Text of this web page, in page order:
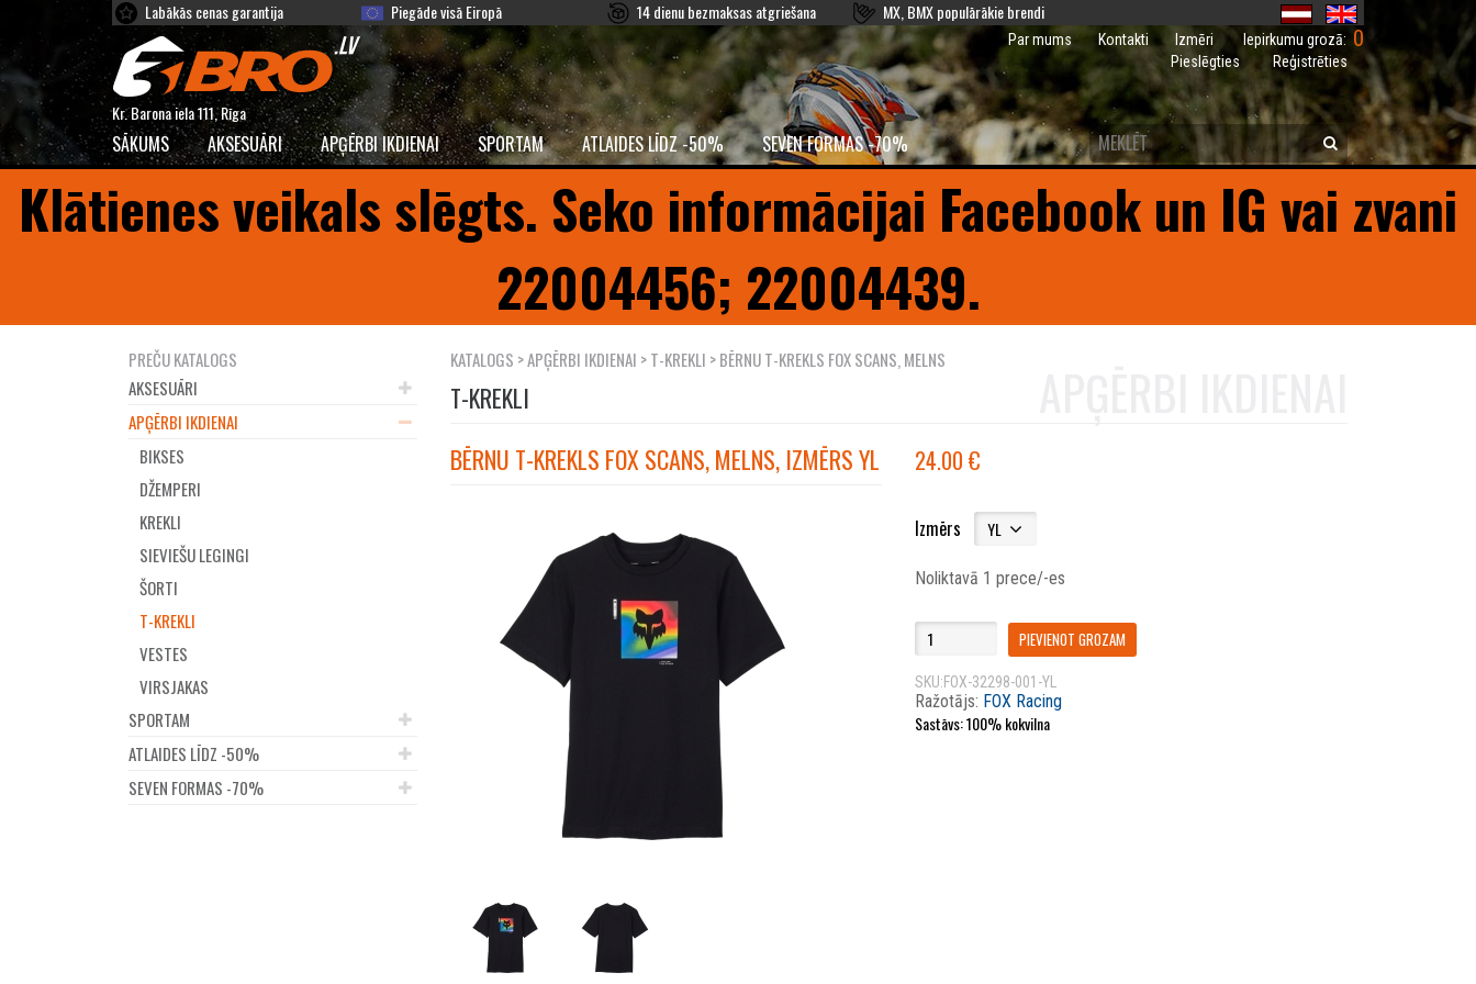
Labākās cenas garantija Piegāde visā Eiropā 14 dienu bezmaksas atgriešana MX, BMX populārākie brendi
Kr. Barona iela 111, Rīga
Iepirkumu grozā: 0
Par mums Kontakti
Izmēri
Pieslēgties
Reģistrēties
SĀKUMS AKSESUĀRI APĢĒRBI IKDIENAI SPORTAM ATLAIDES LĪDZ -50% SEVEN FORMAS -70%
Klātienes veikals slēgts. Seko informācijai Facebook un IG vai zvani
22004456; 22004439.
PREČU KATALOGS
AKSESUĀRI
APĢĒRBI IKDIENAI
BIKSES
DŽEMPERI
KREKLI
SIEVIEŠU LEGINGI
ŠORTI
T-KREKLI
VESTES
VIRSJAKAS
SPORTAM
ATLAIDES LĪDZ -50%
SEVEN FORMAS -70%
KATALOGS >APĢĒRBI IKDIENAI >T-KREKLI > BĒRNU T-KREKLS FOX SCANS, MELNS
T-KREKLI
BĒRNU T-KREKLS FOX SCANS, MELNS, IZMĒRS YL 24.00
Izmērs
Noliktavā 1 prece/-es
PIEVIENOT GROZAM
SKU:FOX-32298-001-YL
Ražotājs: FOX Racing
Sastāvs: 100% kokvilna